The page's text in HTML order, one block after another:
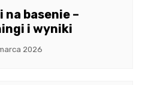
na basenie –
i wyniki
2026